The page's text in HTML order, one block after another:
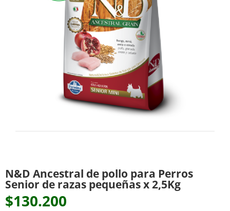
N&D Ancestral de pollo para Perros
Senior de razas pequeñas x 2,5Kg
$130.200